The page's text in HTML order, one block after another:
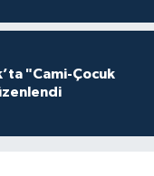
"Cami-Çocuk